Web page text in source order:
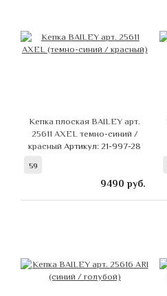
Кепка плоская BAILEY арт.
25611 AXEL темно-синий /
красныйАртикул: 21-997-28
59
9490 руб.